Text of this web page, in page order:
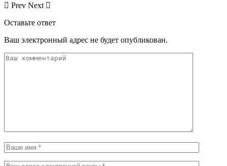
Prev Next
Оставьте ответ
Ваш электронный адрес не будет опубликован.